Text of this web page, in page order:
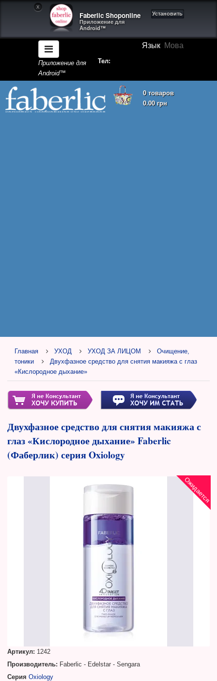
X
Faberlic Shoponline
Приложение для
Android™
Установить
Язык Мова
Приложение для
Android™
Тел:
0 товаров
0.00 грн
Корзина покупок пуста!
Главная УХОД УХОД ЗА ЛИЦОМ
Очищение,
тоники
Двухфазное средство для снятия макияжа с глаз
«Кислородное дыхание»
Двухфазное средство для снятия макияжа с
глаз «Кислородное дыхание» Faberlic
(Фаберлик) серия Oxiology
Ожидается
Артикул: 1242
Производитель: Faberlic - Edelstar - Sengara
Серия Oxiology